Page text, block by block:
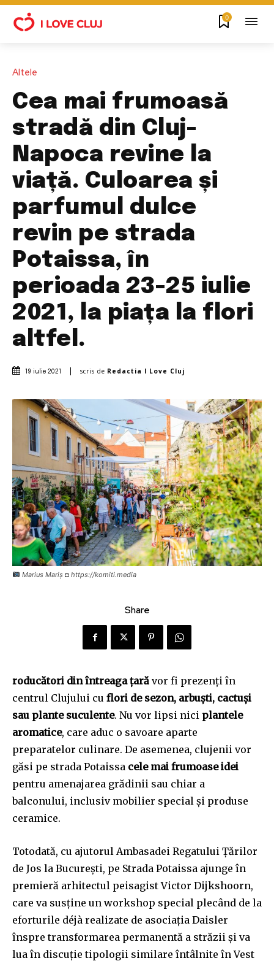
0
Altele
Cea mai frumoasă
stradă din Cluj-
Napoca revine la
viață. Culoarea și
parfumul dulce
revin pe strada
Potaissa, în
perioada 23-25 iulie
2021, la piața la flori
altfel.
19 iulie 2021 scris de Redactia I Love Cluj
Marius Mariș ◘ https://komiti.media
Share
roducători din întreaga țară vor fi prezenți în
centrul Clujului cu flori de sezon, arbuști, cactuși
sau plante suculente. Nu vor lipsi nici plantele
aromatice, care aduc o savoare aparte
preparatelor culinare. De asemenea, clujenii vor
găsi pe strada Potaissa cele mai frumoase idei
pentru amenajarea grădinii sau chiar a
balconului, inclusiv mobilier special și produse
ceramice.
Totodată, cu ajutorul Ambasadei Regatului Țărilor
de Jos la București, pe Strada Potaissa ajunge în
premieră arhitectul peisagist Victor Dijkshoorn,
care va susține un workshop special plecând de la
eforturile déjà realizate de asociația Daisler
înspre transformarea permanentă a străzii și va
lua în discuție tipologii similare întâlnite în Vest